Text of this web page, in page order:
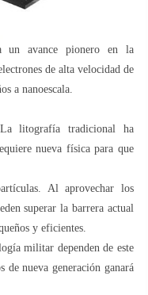
un avance pionero en la
de alta velocidad de
a nanoescala.
litografía tradicional ha
nueva física para que
Al aprovechar los
superar la barrera actual
y eficientes.
militar dependen de este
de nueva generación ganará